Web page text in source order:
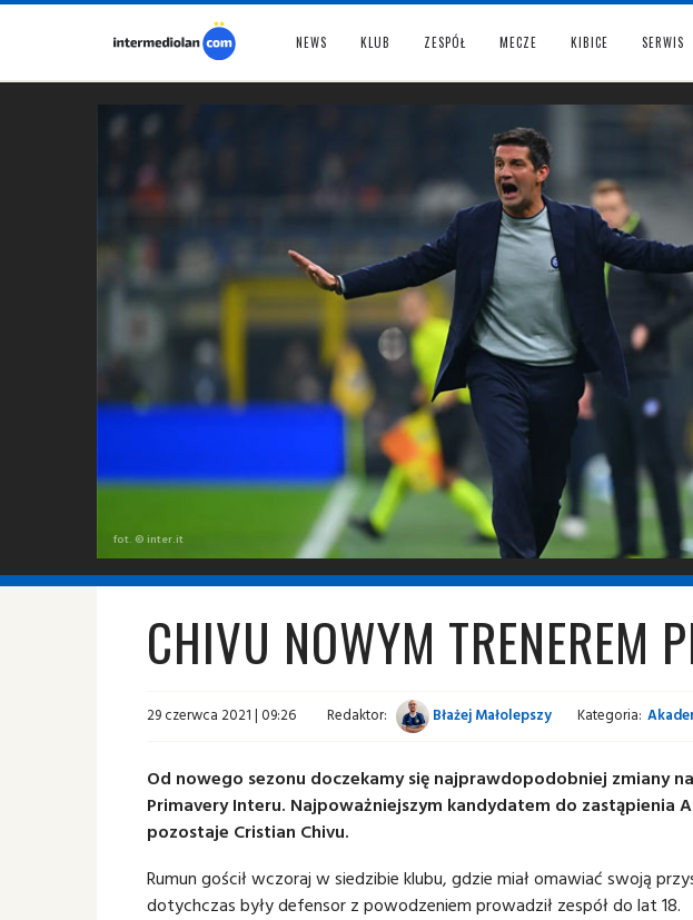
NEWS KLUB ZESPÓŁ MECZE KIBICE SERWIS
fot. © inter.it
CHIVU NOWYM TRENEREM
29 czerwca 2021 | 09:26 Redaktor: Błażej Małolepszy Kategoria:
Od nowego sezonu doczekamy się najprawdopodobniej zmiany
Primavery Interu. Najpoważniejszym kandydatem do zastąpienia
pozostaje Cristian Chivu.
Rumun gościł wczoraj w siedzibie klubu, gdzie miał omawiać swoją
dotychczas były defensor z powodzeniem prowadził zespół do lat 18.